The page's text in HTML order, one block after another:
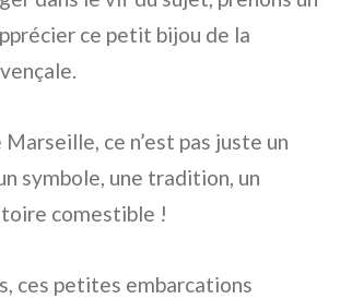
ce petit bijou de la
ce n’est pas juste un
symbole, une tradition, un
comestible !
ces petites embarcations